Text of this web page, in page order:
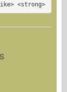
<strong>